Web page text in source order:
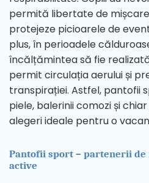
permită libertate de
protejeze picioarele de
plus, în perioadele
încălțămintea să fie
permit circulația aerului și
transpirației. Astfel, pantofii
piele, balerinii comozi și
alegeri ideale pentru o
Pantofii sport – partenerii
active